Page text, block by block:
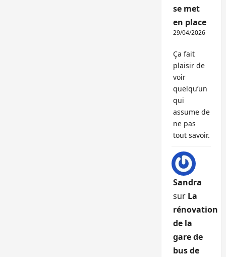
se met
en place
29/04/2026
Ça fait
plaisir de
voir
quelqu’un
qui
assume de
ne pas
tout savoir.
Sandra
sur La
rénovation
de la
gare de
bus de